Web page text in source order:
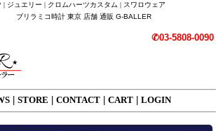
| ジュエリー | クロムハーツカスタム | スワロウェア
コ時計 東京 店舗 通販 G-BALLER
✆03-5808-0090
STORE CONTACT CART LOGIN